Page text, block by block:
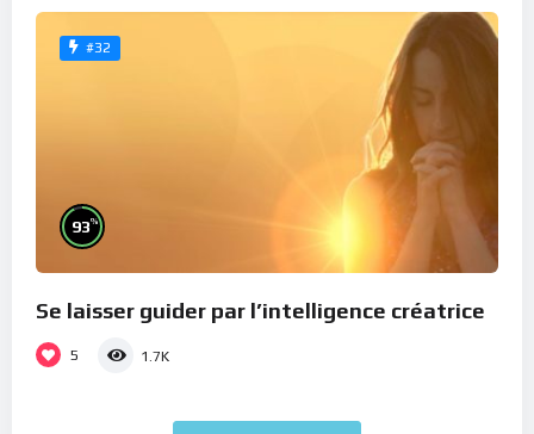
#32
93%
Se laisser guider par l’intelligence créatrice
5 1.7K